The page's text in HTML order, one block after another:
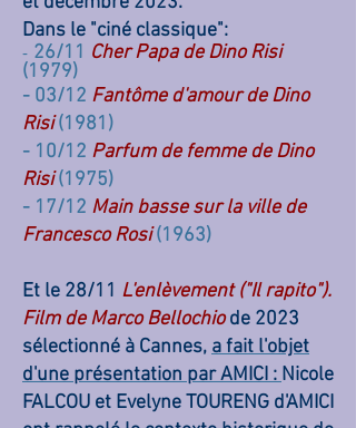
Dans le "ciné classique":
- 26/11 Cher Papa de Dino Risi
(1979)
- 03/12 Fantôme d'amour de Dino
Risi (1981)
- 10/12 Parfum de femme de Dino
Risi (1975)
- 17/12 Main basse sur la ville de
Francesco Rosi(1963)
Et le 28/11 L'enlèvement ("Il rapito").
Film de Marco Bellochio de 2023
sélectionné à Cannes, a fait l'objet
d'une présentation par AMICI : Nicole
FALCOU et Evelyne TOURENG d'AMICI